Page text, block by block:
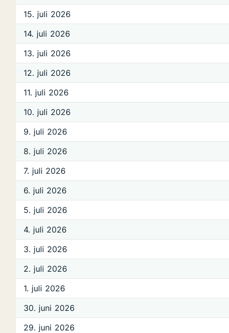
15. juli 2026
14. juli 2026
13. juli 2026
12. juli 2026
11. juli 2026
10. juli 2026
9. juli 2026
8. juli 2026
7. juli 2026
6. juli 2026
5. juli 2026
4. juli 2026
3. juli 2026
2. juli 2026
1. juli 2026
30. juni 2026
29. juni 2026